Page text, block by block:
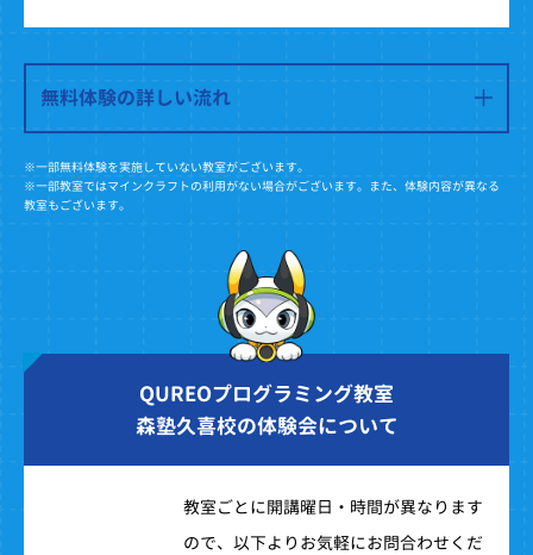
無料体験の詳しい流れ
※一部無料体験を実施していない教室がございます。
※一部教室ではマインクラフトの利用がない場合がございます。また、体験内容が異なる
教室もございます。
QUREOプログラミング教室
森塾久喜校の体験会について
教室ごとに開講曜日・時間が異なります
ので、以下よりお気軽にお問合わせくだ